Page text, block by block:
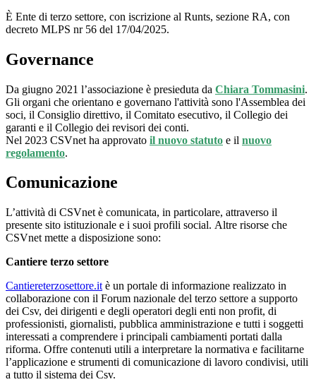
È Ente di terzo settore, con iscrizione al Runts, sezione RA, con
decreto MLPS nr 56 del 17/04/2025.
Governance
Da giugno 2021 l’associazione è presieduta da Chiara Tommasini.
Gli organi che orientano e governano l'attività sono l'Assemblea dei
soci, il Consiglio direttivo, il Comitato esecutivo, il Collegio dei
garanti e il Collegio dei revisori dei conti.
Nel 2023 CSVnet ha approvato il nuovo statuto e il nuovo
regolamento.
Comunicazione
L’attività di CSVnet è comunicata, in particolare, attraverso il
presente sito istituzionale e i suoi profili social. Altre risorse che
CSVnet mette a disposizione sono:
Cantiere terzo settore
Cantiereterzosettore.it è un portale di informazione realizzato in
collaborazione con il Forum nazionale del terzo settore a supporto
dei Csv, dei dirigenti e degli operatori degli enti non profit, di
professionisti, giornalisti, pubblica amministrazione e tutti i soggetti
interessati a comprendere i principali cambiamenti portati dalla
riforma. Offre contenuti utili a interpretare la normativa e facilitarne
l’applicazione e strumenti di comunicazione di lavoro condivisi, utili
a tutto il sistema dei Csv.